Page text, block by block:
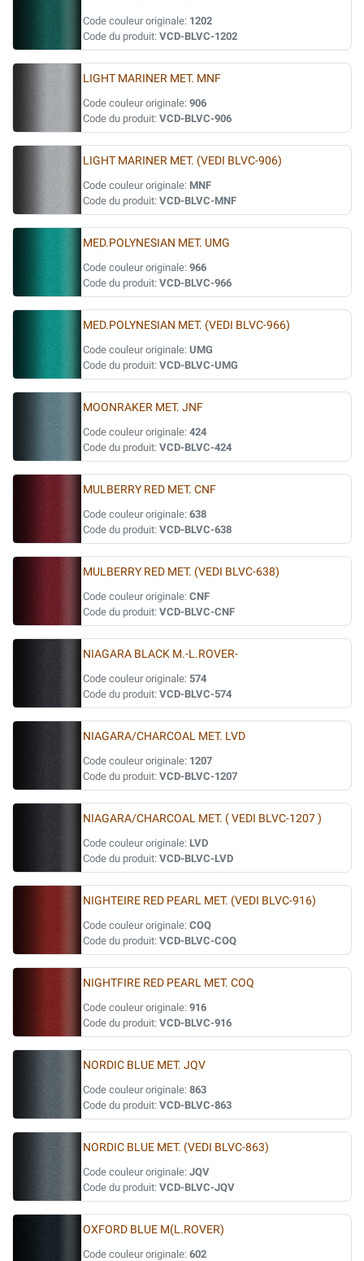
Code couleur originale: 1202
Code du produit: VCD-BLVC-1202
LIGHT MARINER MET. MNF
Code couleur originale: 906
Code du produit: VCD-BLVC-906
LIGHT MARINER MET. (VEDI BLVC-906)
Code couleur originale: MNF
Code du produit: VCD-BLVC-MNF
MED.POLYNESIAN MET. UMG
Code couleur originale: 966
Code du produit: VCD-BLVC-966
MED.POLYNESIAN MET. (VEDI BLVC-966)
Code couleur originale: UMG
Code du produit: VCD-BLVC-UMG
MOONRAKER MET. JNF
Code couleur originale: 424
Code du produit: VCD-BLVC-424
MULBERRY RED MET. CNF
Code couleur originale: 638
Code du produit: VCD-BLVC-638
MULBERRY RED MET. (VEDI BLVC-638)
Code couleur originale: CNF
Code du produit: VCD-BLVC-CNF
NIAGARA BLACK M.-L.ROVER-
Code couleur originale: 574
Code du produit: VCD-BLVC-574
NIAGARA/CHARCOAL MET. LVD
Code couleur originale: 1207
Code du produit: VCD-BLVC-1207
NIAGARA/CHARCOAL MET. ( VEDI BLVC-1207 )
Code couleur originale: LVD
Code du produit: VCD-BLVC-LVD
NIGHTEIRE RED PEARL MET. (VEDI BLVC-916)
Code couleur originale: COQ
Code du produit: VCD-BLVC-COQ
NIGHTFIRE RED PEARL MET. COQ
Code couleur originale: 916
Code du produit: VCD-BLVC-916
NORDIC BLUE MET. JQV
Code couleur originale: 863
Code du produit: VCD-BLVC-863
NORDIC BLUE MET. (VEDI BLVC-863)
Code couleur originale: JQV
Code du produit: VCD-BLVC-JQV
OXFORD BLUE M(L.ROVER)
Code couleur originale: 602